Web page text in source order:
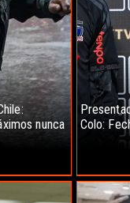
nunca
Colo: